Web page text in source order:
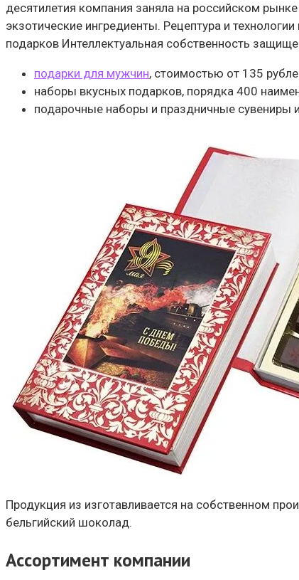
десятилетия компания заняла на российском
экзотические ингредиенты. Рецептура и
подарков Интеллектуальная собственность
подарки для мужчин, стоимостью от 135
наборы вкусных подарков, порядка 400
подарочные наборы и праздничные сувениры
Продукция из изготавливается на собственном
бельгийский шоколад.
Ассортимент компании